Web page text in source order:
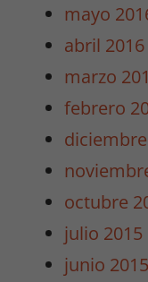
mayo
abril 2016
marzo
febrero
octubre
julio 2015
junio 2015